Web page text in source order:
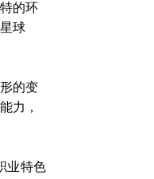
的环
球
的变
力，
业特色